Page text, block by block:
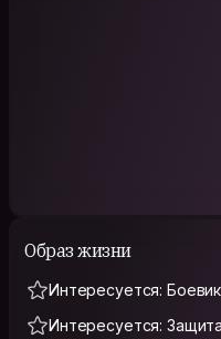
Образ жизни
Интересуется: Боевик
Интересуется: